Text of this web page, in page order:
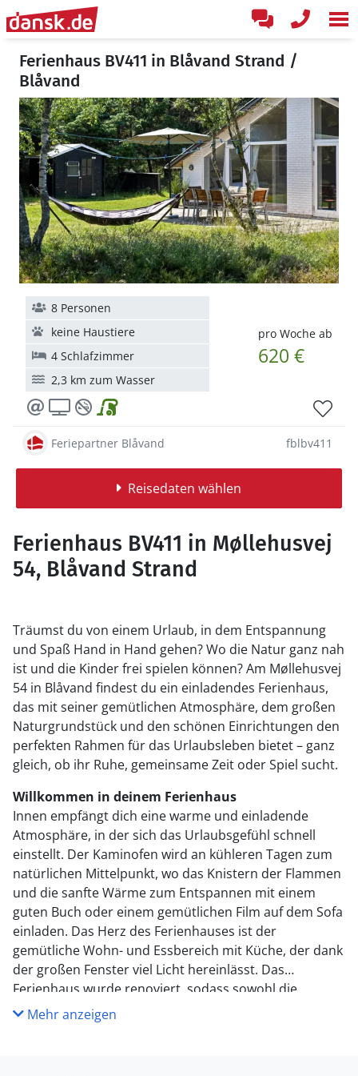
Ferienhaus BV411 in Blåvand Strand /
Blåvand
pro Woche ab
620 €
8 Personen
keine Haustiere
4 Schlafzimmer
2,3 km zum Wasser
Feriepartner Blåvand fblbv411
Reisedaten wählen
Ferienhaus BV411 in Møllehusvej
54, Blåvand Strand
Träumst du von einem Urlaub, in dem Entspannung
und Spaß Hand in Hand gehen? Wo die Natur ganz nah
ist und die Kinder frei spielen können? Am Møllehusvej
54 in Blåvand findest du ein einladendes Ferienhaus,
das mit seiner gemütlichen Atmosphäre, dem großen
Naturgrundstück und den schönen Einrichtungen den
perfekten Rahmen für das Urlaubsleben bietet – ganz
gleich, ob ihr Ruhe, gemeinsame Zeit oder Spiel sucht.
Willkommen in deinem Ferienhaus
Innen empfängt dich eine warme und einladende
Atmosphäre, in der sich das Urlaubsgefühl schnell
einstellt. Der Kaminofen wird an kühleren Tagen zum
natürlichen Mittelpunkt, wo das Knistern der Flammen
und die sanfte Wärme zum Entspannen mit einem
guten Buch oder einem gemütlichen Film auf dem Sofa
einladen. Das Herz des Ferienhauses ist der
gemütliche Wohn- und Essbereich mit Küche, der dank
der großen Fenster viel Licht hereinlässt. Das
Ferienhaus wurde renoviert, sodass sowohl die
Badezimmer als auch die Betten neu und komfortabel
sind – perfekt für erholsame Nächte und ruhige
Mehr anzeigen